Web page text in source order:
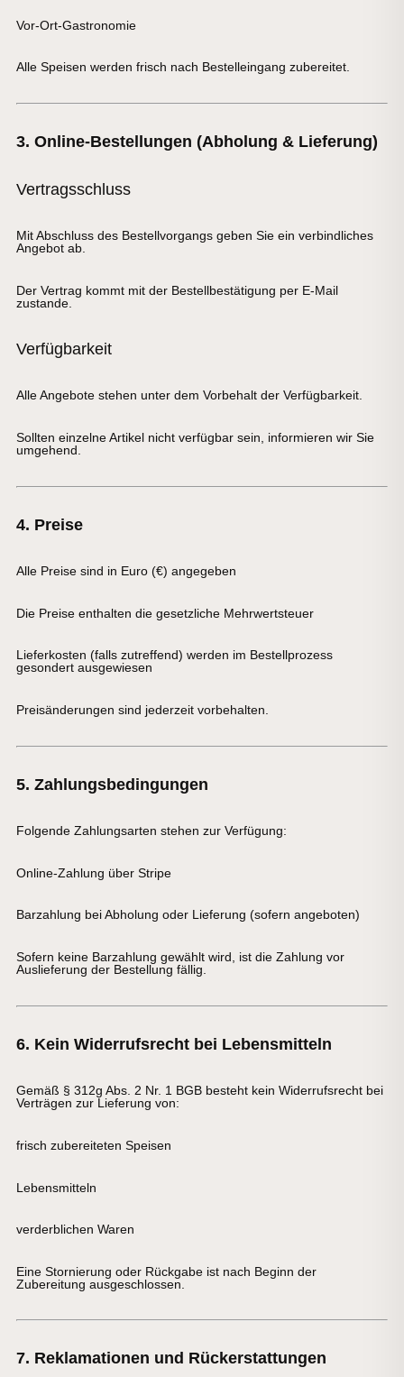
Vor-Ort-Gastronomie
Alle Speisen werden frisch nach Bestelleingang zubereitet.
3. Online-Bestellungen (Abholung & Lieferung)
Vertragsschluss
Mit Abschluss des Bestellvorgangs geben Sie ein verbindliches
Angebot ab.
Der Vertrag kommt mit der Bestellbestätigung per E-Mail
zustande.
Verfügbarkeit
Alle Angebote stehen unter dem Vorbehalt der Verfügbarkeit.
Sollten einzelne Artikel nicht verfügbar sein, informieren wir Sie
umgehend.
4. Preise
Alle Preise sind in Euro (€) angegeben
Die Preise enthalten die gesetzliche Mehrwertsteuer
Lieferkosten (falls zutreffend) werden im Bestellprozess
gesondert ausgewiesen
Preisänderungen sind jederzeit vorbehalten.
5. Zahlungsbedingungen
Folgende Zahlungsarten stehen zur Verfügung:
Online-Zahlung über Stripe
Barzahlung bei Abholung oder Lieferung (sofern angeboten)
Sofern keine Barzahlung gewählt wird, ist die Zahlung vor
Auslieferung der Bestellung fällig.
6. Kein Widerrufsrecht bei Lebensmitteln
Gemäß § 312g Abs. 2 Nr. 1 BGB besteht kein Widerrufsrecht bei
Verträgen zur Lieferung von:
frisch zubereiteten Speisen
Lebensmitteln
verderblichen Waren
Eine Stornierung oder Rückgabe ist nach Beginn der
Zubereitung ausgeschlossen.
7. Reklamationen und Rückerstattungen